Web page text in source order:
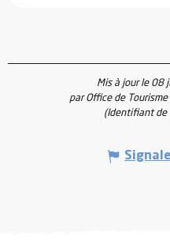
Mis à jour le 08
par Office de
(Identifiant de